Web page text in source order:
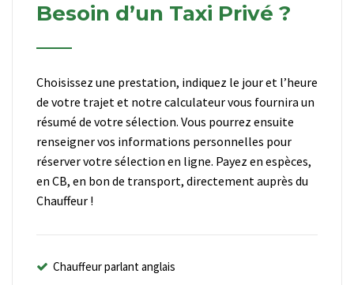
Besoin d’un Taxi Privé ?
Choisissez une prestation, indiquez le jour et l’heure
de votre trajet et notre calculateur vous fournira un
résumé de votre sélection. Vous pourrez ensuite
renseigner vos informations personnelles pour
réserver votre sélection en ligne. Payez en espèces,
en CB, en bon de transport, directement auprès du
Chauffeur !
Chauffeur parlant anglais